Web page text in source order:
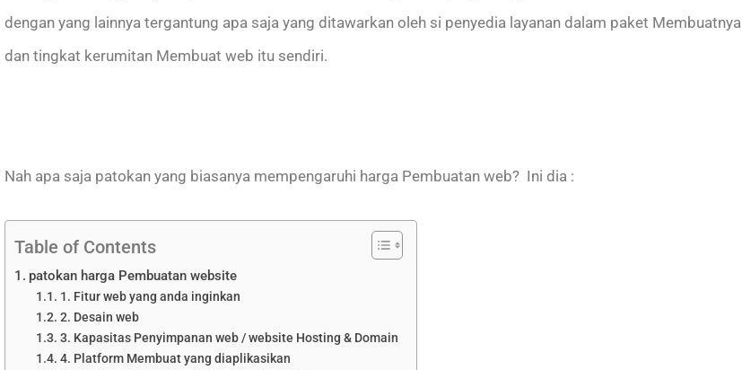
dengan yang lainnya tergantung apa saja yang ditawarkan oleh si penyedia layanan dalam paket Membuatnya
dan tingkat kerumitan Membuat web itu sendiri.
Nah apa saja patokan yang biasanya mempengaruhi harga Pembuatan web? Ini dia :
Table of Contents
patokan harga Pembuatan website
1. Fitur web yang anda inginkan
2. Desain web
3. Kapasitas Penyimpanan web / website Hosting & Domain
4. Platform Membuat yang diaplikasikan